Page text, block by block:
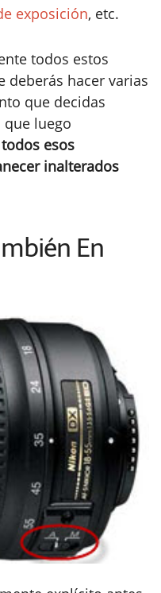
exposición, etc.
todos estos
deberás hacer varias
que decidas
luego
todos esos
inalterados
En